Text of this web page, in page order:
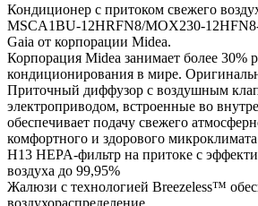
Кондиционер с притоком свежего
MSCA1BU-12HRFN8/MOX230-
Gaia от корпорации Midea.
Корпорация Midea занимает более 30%
кондиционирования в мире.
Приточный диффузор с воздушным
электроприводом, встроенные во
обеспечивает подачу свежего
комфортного и здорового микроклимата
H13 HEPA-фильтр на притоке с
воздуха до 99,95%
Жалюзи с технологией Breezeless™
воздухораспределение